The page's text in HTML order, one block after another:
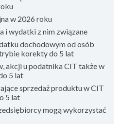
w 2026 roku
i wydatki z nim związane
dochodowym od osób
korekty do 5 lat
akcji u podatnika CIT także w
5 lat
sprzedaż produktu w CIT
5 lat
mogą wykorzystać